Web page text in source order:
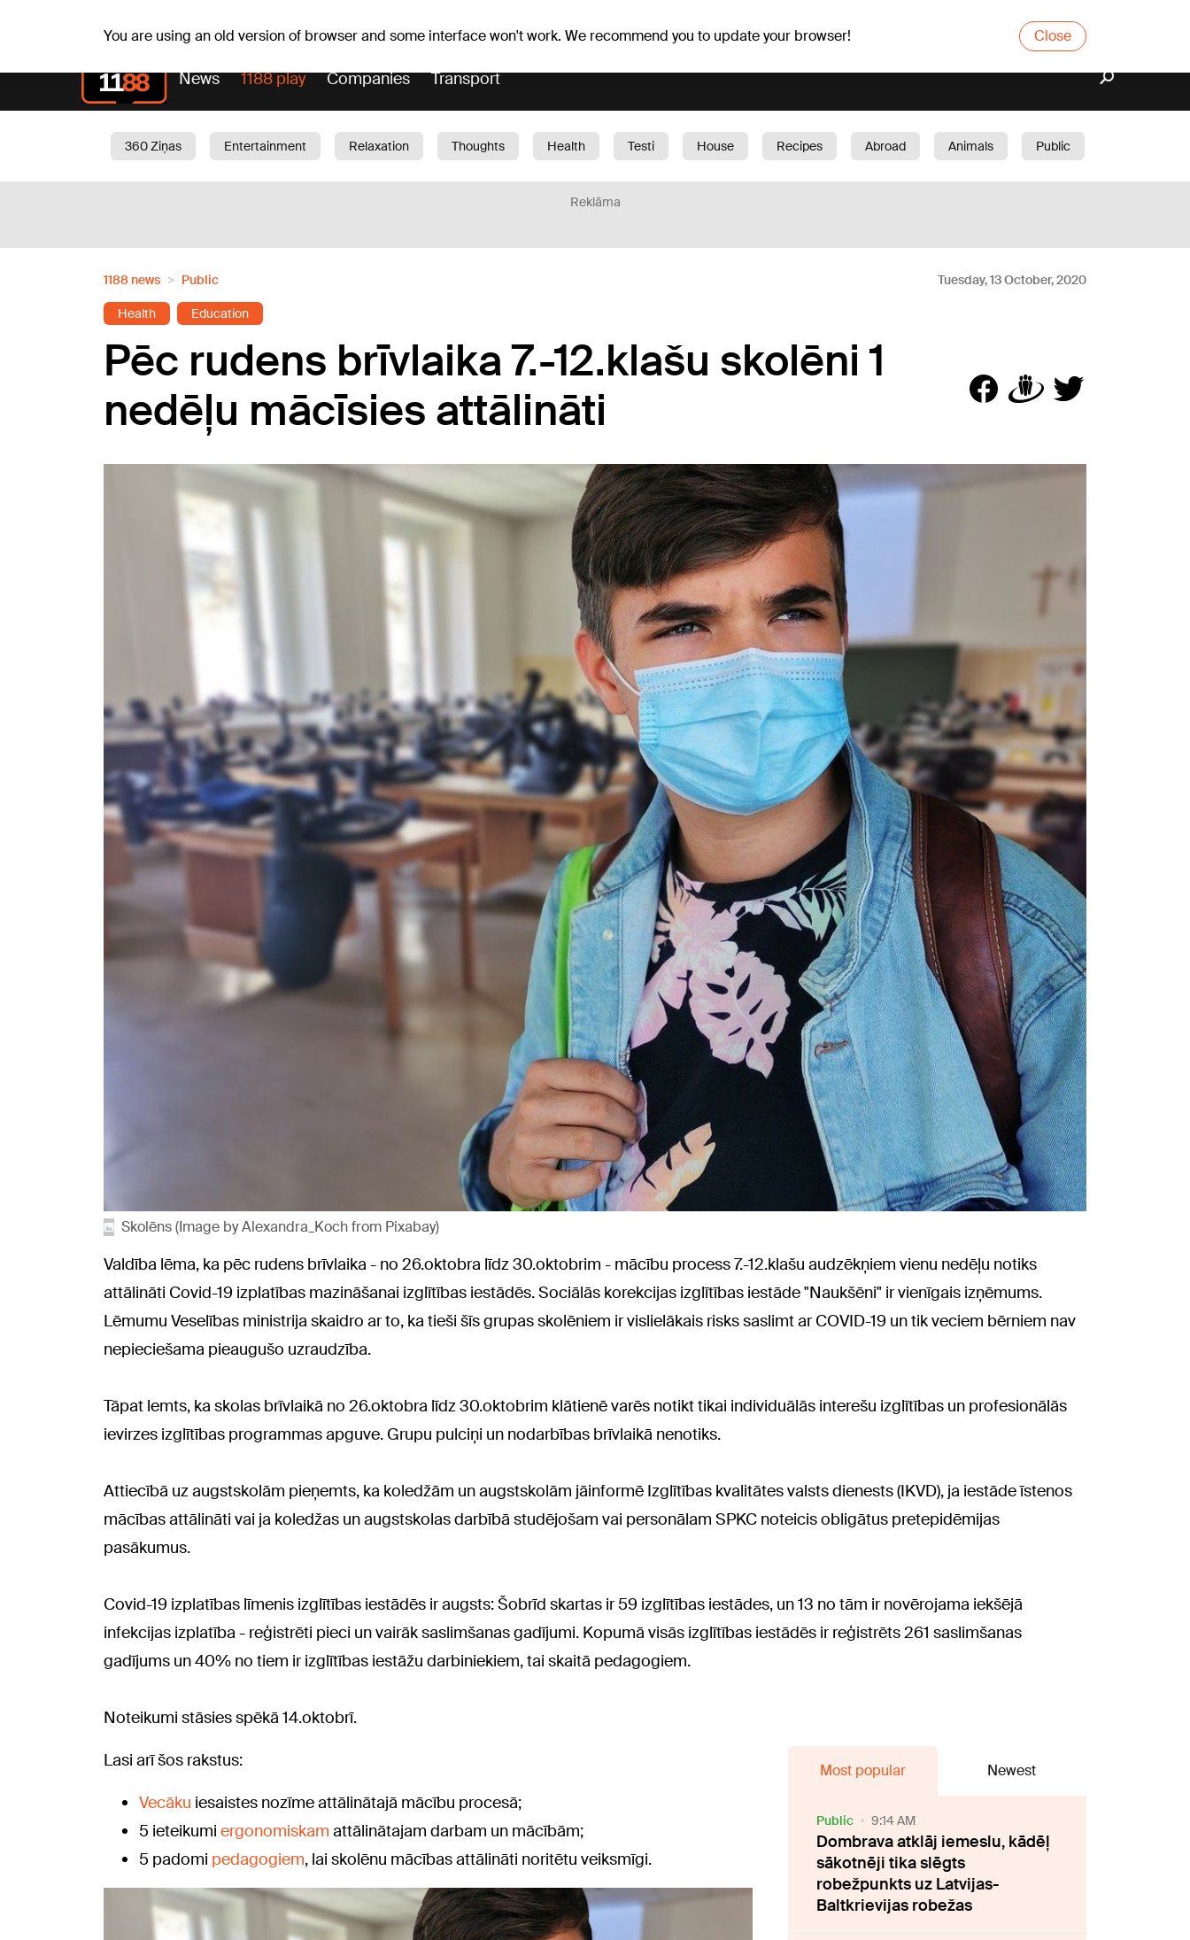
You are using an old version of browser and some interface won't work. We recommend you to update your browser! Close
News 1188 play Companies Transport
360 Ziņas Entertainment Relaxation Thoughts Health Testi House Recipes Abroad Animals
Public
Reklāma
1188 news Public Tuesday, 13 October, 2020
Health Education
Pēc rudens brīvlaika 7.-12.klašu skolēni 1
nedēļu mācīsies attālināti
Skolēns (Image by Alexandra_Koch from Pixabay)
Valdība lēma, ka pēc rudens brīvlaika - no 26.oktobra līdz 30.oktobrim - mācību process 7.-12.klašu audzēkņiem vienu nedēļu notiks
attālināti Covid-19 izplatības mazināšanai izglītības iestādēs. Sociālās korekcijas izglītības iestāde "Naukšēni" ir vienīgais izņēmums.
Lēmumu Veselības ministrija skaidro ar to, ka tieši šīs grupas skolēniem ir vislielākais risks saslimt ar COVID-19 un tik veciem bērniem nav
nepieciešama pieaugušo uzraudzība.
Tāpat lemts, ka skolas brīvlaikā no 26.oktobra līdz 30.oktobrim klātienē varēs notikt tikai individuālās interešu izglītības un profesionālās
ievirzes izglītības programmas apguve. Grupu pulciņi un nodarbības brīvlaikā nenotiks.
Attiecībā uz augstskolām pieņemts, ka koledžām un augstskolām jāinformē Izglītības kvalitātes valsts dienests (IKVD), ja iestāde īstenos
mācības attālināti vai ja koledžas un augstskolas darbībā studējošam vai personālam SPKC noteicis obligātus pretepidēmijas
pasākumus.
Covid-19 izplatības līmenis izglītības iestādēs ir augsts: Šobrīd skartas ir 59 izglītības iestādes, un 13 no tām ir novērojama iekšējā
infekcijas izplatība - reģistrēti pieci un vairāk saslimšanas gadījumi. Kopumā visās izglītības iestādēs ir reģistrēts 261 saslimšanas
gadījums un 40% no tiem ir izglītības iestāžu darbiniekiem, tai skaitā pedagogiem.
Noteikumi stāsies spēkā 14.oktobrī.
Lasi arī šos rakstus:
Vecāku iesaistes nozīme attālinātajā mācību procesā;
5 ieteikumi ergonomiskam attālinātajam darbam un mācībām;
5 padomi pedagogiem, lai skolēnu mācības attālināti noritētu veiksmīgi.
Most popular Newest
Public 9:14 AM
Dombrava atklāj iemeslu, kādēļ
sākotnēji tika slēgts
robežpunkts uz Latvijas-
Baltkrievijas robežas